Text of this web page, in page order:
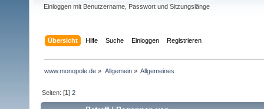
Einloggen mit Benutzername, Passwort und Sitzungslänge
Übersicht Hilfe Suche Einloggen Registrieren
www.monopole.de » Allgemein» Allgemeines
Seiten: [1]2